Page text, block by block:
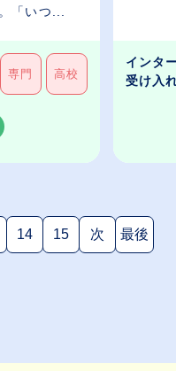
「いつ...
専門 高校
インタ
受け入
ージ)
14 15 次 最後